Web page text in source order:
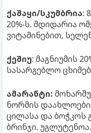
ქაშაყი/სკუმბრია:
20%-ს. მდიდარია
ვიტამინებით,
ქეშიუ: მაგნიუმის
სასარგებლო
ამარანტი:
ნორმის
ცილასა და ბოჭკოს
ბრინჯი. უგლუტენოა.